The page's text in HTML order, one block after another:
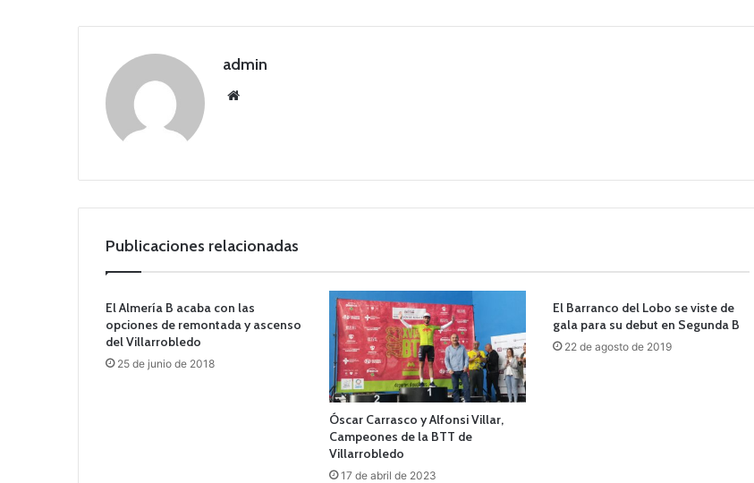
admin
Publicaciones relacionadas
El Almería B acaba con las
opciones de remontada y ascenso
del Villarrobledo
25 de junio de 2018
Óscar Carrasco y Alfonsi Villar,
Campeones de la BTT de
Villarrobledo
17 de abril de 2023
El Barranco del Lobo se viste de
gala para su debut en Segunda B
22 de agosto de 2019